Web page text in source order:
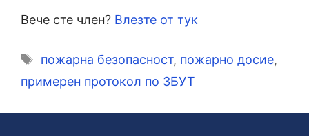
Вече сте член? Влезте от тук
Етикети
пожарна безопасност, пожарно досие,
примерен протокол по ЗБУТ